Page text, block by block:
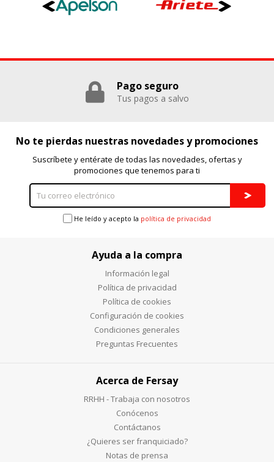
Pago seguro
Tus pagos a salvo
No te pierdas nuestras novedades y promociones
Suscríbete y entérate de todas las novedades, ofertas y
promociones que tenemos para ti
He leído y acepto la política de privacidad
Ayuda a la compra
Información legal
Política de privacidad
Política de cookies
Configuración de cookies
Condiciones generales
Preguntas Frecuentes
Acerca de Fersay
RRHH - Trabaja con nosotros
Conócenos
Contáctanos
¿Quieres ser franquiciado?
Notas de prensa